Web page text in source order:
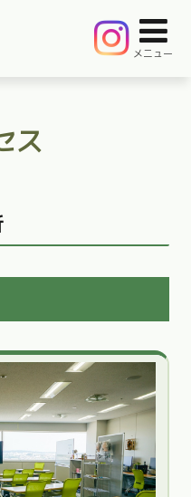
ス
メニュー